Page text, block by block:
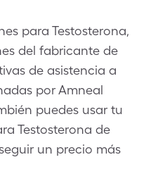
para Testosterona,
del fabricante de
de asistencia a
por Amneal
puedes usar tu
Testosterona de
un precio más